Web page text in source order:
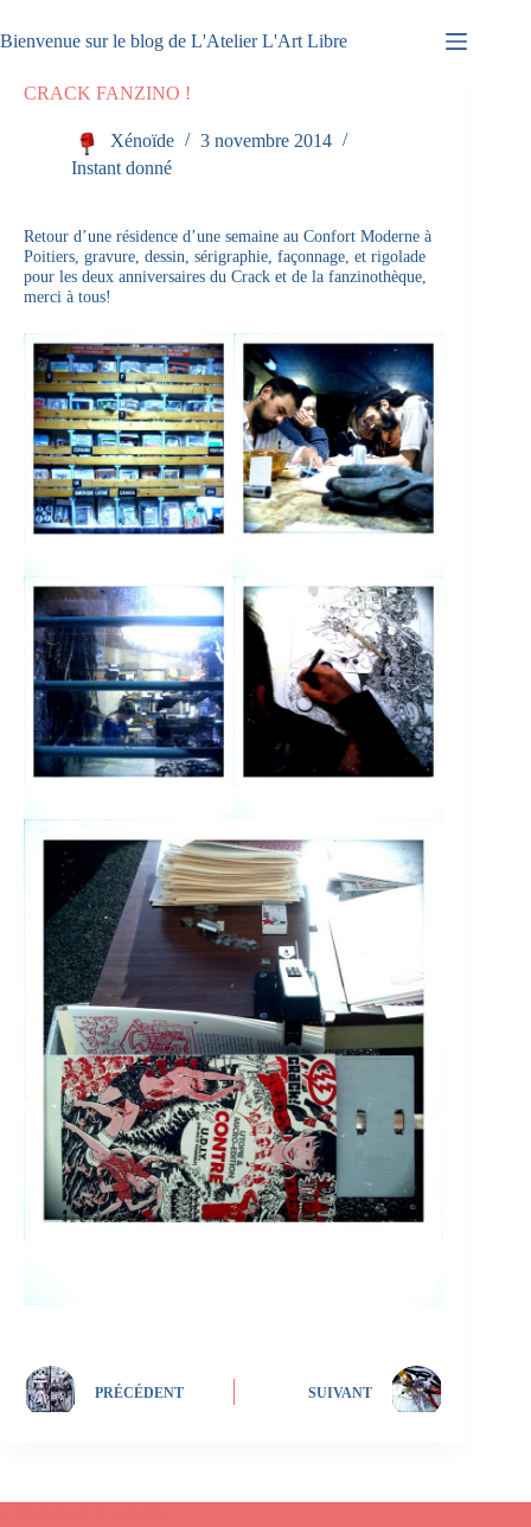
au
contenu
Bienvenue sur le blog de L'Atelier L'Art Libre
CRACK FANZINO !
Xénoïde
3 novembre 2014
Instant donné
Retour d’une résidence d’une semaine au Confort Moderne à
Poitiers, gravure, dessin, sérigraphie, façonnage, et rigolade
pour les deux anniversaires du Crack et de la fanzinothèque,
merci à tous!
PRÉCÉDENT SUIVANT